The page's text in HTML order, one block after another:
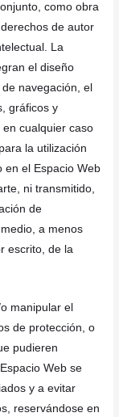
como obra
de autor
La
el diseño
navegación, el
gráficos y
cualquier caso
la utilización
en el Espacio Web
ni transmitido,
de
a menos
escrito, de la
manipular el
de protección, o
pudieren
Web se
y a evitar
reservándose en